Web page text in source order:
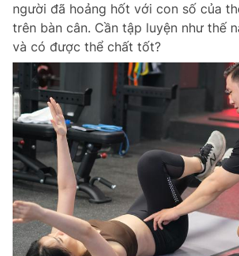
Chuyên mục khác
Chào ngày mới
Tin thị trường Tin 360
Video
Sản phẩm khác
Tiện ích Bạn cần
Tin đã xem
Đăng xuất
người đã hoảng hốt với con số của
trên bàn cân. Cần tập luyện như thế
và có được thể chất tốt?